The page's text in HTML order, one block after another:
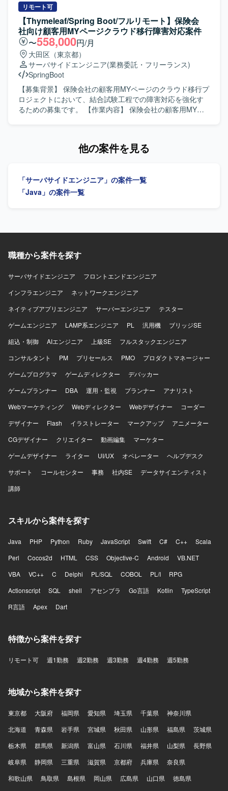
を高めることができます。 自分のコードが、初めてECを開
設する方の夢や、成長したショップの決済を直接支えてい
ることを実感できる環境です。 【開発環境】 クラウドサー
ビス（AWS/GCP等）を活用し、コンテナ化など技術ドリブ
ンな開発環境が整備されています。
びPythonによるAPI開発環境に加え、TypeScript(React)を用
いたフロントエンド開発環境があります。データベースは
MySQLを利用し、スクラム開発プロセスの中でGitHubを用
いたソースコード管理を行います。
【作業内容】 既存の基幹システムと多数の周辺システムや
社内ツールとの間で複雑化しているデータ参照の整理や紐
解きを行い、クリーンアーキテクチャなどの設計思想を取
り入れた設計やリファクタリングを実施してシステム間の
結合度を下げていただきます。また、新システム側に現行
の基幹システムと同等の役割やデータ構造を持つ疑似デー
タベースを構築し、既存の周辺システムの参照先を切り替
えた上で正常に動作するかどうかの確認や検証テストを行
っていただきます。さらに、データ整理および参照先の切
り替えに伴って発生する各種周辺システムやツールのプロ
グラム改修やコーディングをご担当いただきます。生成
係を整理しながら主体的にアーキテクチャ改善に取り組ん
りやすく説明できるコミュニケーション力のある方ですと
望ましいです。 【ポジションの魅力】 大規模な基幹システ
ていただけます。生成AIを活用した開発プロセスにも関与
見やスキルを獲得できる環境です。 【開発環境】 OSは
Windows Serverを利用して開発を行います。開発言語は
Visual Studio C#、データベースはSQLServerを利用した環
境となります。
リモート可
【Thymeleaf/Spring Boot/フルリモート】保険会
社向け顧客用MYページクラウド移行障害対応案件
〜558,000円/月
大田区（東京都）
サーバサイドエンジニア(業務委託・フリーランス)
SpringBoot
【募集背景】 保険会社の顧客用MYページのクラウド移行プ
ロジェクトにおいて、結合試験工程での障害対応を強化す
るための募集です。 【作業内容】 保険会社の顧客用MYペ
まで一連の対応を行っていただきます。 【求める人物像】
度を整理しながら計画的に対応ができ、不明点は関係者と
積極的にコミュニケーションを取りながら進めていただけ
グ修正のスキルを高めつつ、顧客折衝や課題整理なども経
などを用いたWebアプリケーション開発環境となります。
他の案件を見る
「サーバサイドエンジニア」の案件一覧
「Java」の案件一覧
職種から案件を探す
サーバサイドエンジニア
フロントエンドエンジニア
インフラエンジニア
ネットワークエンジニア
ネイティブアプリエンジニア
サーバーエンジニア
テスター
ゲームエンジニア
LAMP系エンジニア PL 汎用機
ブリッジSE
組込・制御
AIエンジニア 上級SE
フルスタックエンジニア
コンサルタント
PM プリセールス PMO
プロダクトマネージャー
ゲームプログラマ
ゲームディレクター
デバッカー
ゲームプランナー
DBA 運用・監視 プランナー
アナリスト
Webマーケティング
Webディレクター Webデザイナー
コーダー
デザイナー
Flash イラストレーター マークアップ
アニメーター
CGデザイナー
クリエイター 動画編集
マーケター
ゲームデザイナー
ライター UI/UX オペレーター
ヘルプデスク
サポート
コールセンター 事務 社内SE
データサイエンティスト
講師
スキルから案件を探す
Java PHP Python Ruby JavaScript Swift C# C++
Scala
Perl
Cocos2d HTML CSS Objective-C Android
VB.NET
VBA
VC++ C Delphi PL/SQL COBOL PL/I
RPG
Actionscript
SQL shell アセンブラ Go言語 Kotlin
TypeScript
R言語
Apex Dart
特徴から案件を探す
リモート可 週1勤務 週2勤務 週3勤務 週4勤務 週5勤務
地域から案件を探す
東京都 大阪府 福岡県 愛知県 埼玉県 千葉県
神奈川県
北海道
青森県 岩手県 宮城県 秋田県 山形県 福島県
茨城県
栃木県
群馬県 新潟県 富山県 石川県 福井県 山梨県
長野県
岐阜県
静岡県 三重県 滋賀県 京都府 兵庫県
奈良県
和歌山県
鳥取県 島根県 岡山県 広島県 山口県
徳島県